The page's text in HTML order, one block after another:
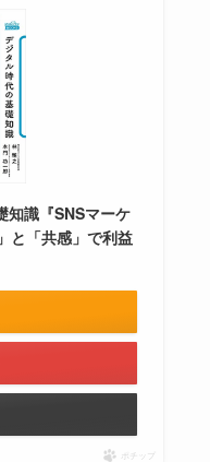
知識『SNSマーケ
と「共感」で利益
ポチップ